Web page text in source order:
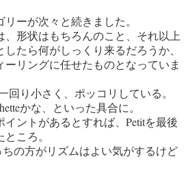
ーが次々と続きました。
、形状はもちろんのこと、それ以上
たら何がしっくり来るだろうか、
リングに任せたものとなっていま
回り小さく、ポッコリしている。
かな、といった具合に。
ントがあるとすれば、Petitを最後
ころ。
の方がリズムはよい気がするけど